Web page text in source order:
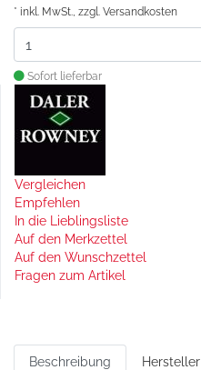
* inkl. MwSt., zzgl. Versandkosten
Sofort lieferbar
Vergleichen
Empfehlen
In die Lieblingsliste
Auf den Merkzettel
Auf den Wunschzettel
Fragen zum Artikel
Beschreibung Hersteller